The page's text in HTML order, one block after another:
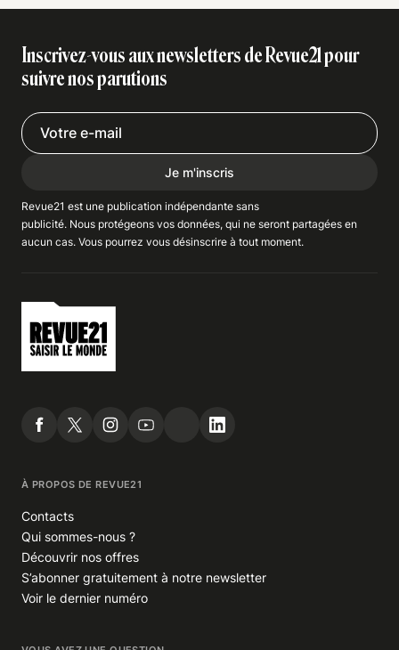
Inscrivez-vous aux newsletters de Revue21 pour
suivre nos parutions
Je m'inscris
Revue21 est une publication indépendante sans
publicité. Nous protégeons vos données, qui ne seront partagées en
aucun cas. Vous pourrez vous désinscrire à tout moment.
À PROPOS DE REVUE21
Contacts
Qui sommes-nous ?
Découvrir nos offres
S’abonner gratuitement à notre newsletter
Voir le dernier numéro